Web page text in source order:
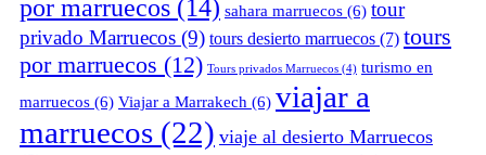
por marruecos (14) sahara marruecos (6) tour
privado Marruecos (9) tours desierto marruecos (7) tours
por marruecos (12) Tours privados Marruecos (4) turismo en
marruecos (6) Viajar a Marrakech (6) viajar a
marruecos (22) viaje al desierto Marruecos